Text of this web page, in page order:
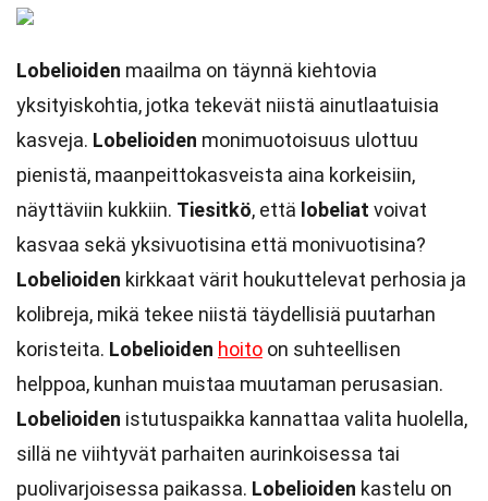
Lobelioiden maailma on täynnä kiehtovia
yksityiskohtia, jotka tekevät niistä ainutlaatuisia
kasveja. Lobelioiden monimuotoisuus ulottuu
pienistä, maanpeittokasveista aina korkeisiin,
näyttäviin kukkiin. Tiesitkö, että lobeliat voivat
kasvaa sekä yksivuotisina että monivuotisina?
Lobelioiden kirkkaat värit houkuttelevat perhosia ja
kolibreja, mikä tekee niistä täydellisiä puutarhan
koristeita. Lobelioiden hoito on suhteellisen
helppoa, kunhan muistaa muutaman perusasian.
Lobelioiden istutuspaikka kannattaa valita huolella,
sillä ne viihtyvät parhaiten aurinkoisessa tai
puolivarjoisessa paikassa. Lobelioiden kastelu on